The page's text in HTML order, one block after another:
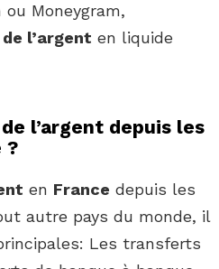
Moneygram,
l’argent en liquide
l’argent depuis les
?
en France depuis les
autre pays du monde, il
Les transferts